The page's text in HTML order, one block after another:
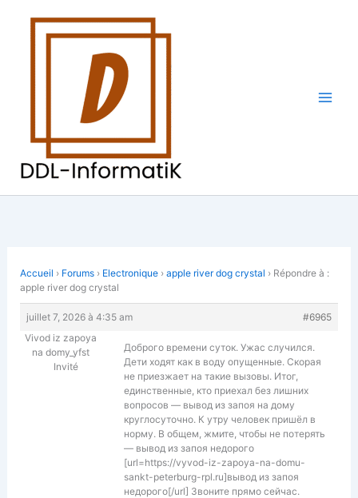
Accueil › Forums › Electronique › apple river dog crystal › Répondre à :
apple river dog crystal
juillet 7, 2026 à 4:35 am
#6965
Vivod iz zapoya
na domy_yfst
Invité
Доброго времени суток. Ужас случился.
Дети ходят как в воду опущенные. Скорая
не приезжает на такие вызовы. Итог,
единственные, кто приехал без лишних
вопросов — вывод из запоя на дому
круглосуточно. К утру человек пришёл в
норму. В общем, жмите, чтобы не потерять
— вывод из запоя недорого
[url=https://vyvod-iz-zapoya-na-domu-
sankt-peterburg-rpl.ru]вывод из запоя
недорого[/url] Звоните прямо сейчас.